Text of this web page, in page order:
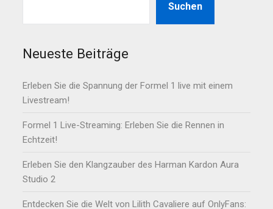
Suchen
Neueste Beiträge
Erleben Sie die Spannung der Formel 1 live mit einem
Livestream!
Formel 1 Live-Streaming: Erleben Sie die Rennen in
Echtzeit!
Erleben Sie den Klangzauber des Harman Kardon Aura
Studio 2
Entdecken Sie die Welt von Lilith Cavaliere auf OnlyFans: